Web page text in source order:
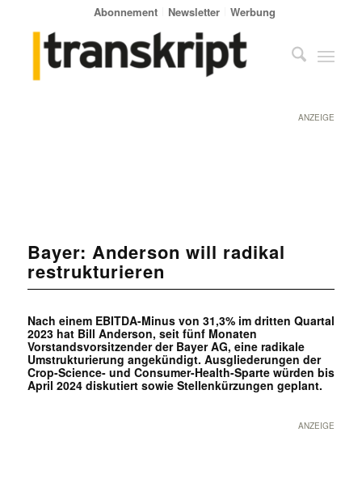
Abonnement Newsletter Werbung
ANZEIGE
Bayer: Anderson will radikal
restrukturieren
Nach einem EBITDA-Minus von 31,3% im dritten Quartal
2023 hat Bill Anderson, seit fünf Monaten
Vorstandsvorsitzender der Bayer AG, eine radikale
Umstrukturierung angekündigt. Ausgliederungen der
Crop-Science- und Consumer-Health-Sparte würden bis
April 2024 diskutiert sowie Stellenkürzungen geplant.
ANZEIGE